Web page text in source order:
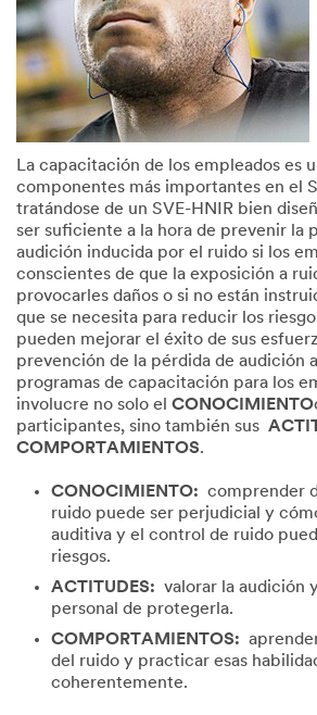
La capacitación de los empleados es
componentes más importantes en el
tratándose de un SVE-HNIR bien
ser suficiente a la hora de prevenir la
audición inducida por el ruido si los
conscientes de que la exposición a
provocarles daños o si no están
que se necesita para reducir los
pueden mejorar el éxito de sus
prevención de la pérdida de audición
programas de capacitación para los
involucre no solo el CONOCIMIENTO
participantes, sino también sus
COMPORTAMIENTOS.
CONOCIMIENTO: comprender
ruido puede ser perjudicial y
auditiva y el control de ruido
riesgos.
ACTITUDES: valorar la audición
personal de protegerla.
COMPORTAMIENTOS:
del ruido y practicar esas
coherentemente.